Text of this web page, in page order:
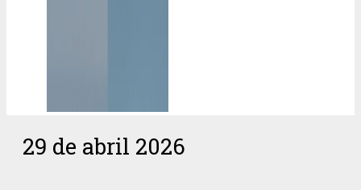
29 de abril 2026